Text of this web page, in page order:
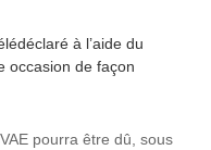
à l’aide du
occasion de façon
pourra être dû, sous